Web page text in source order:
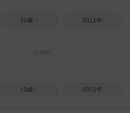
10歳～ 2011年
13歳～ 2012年